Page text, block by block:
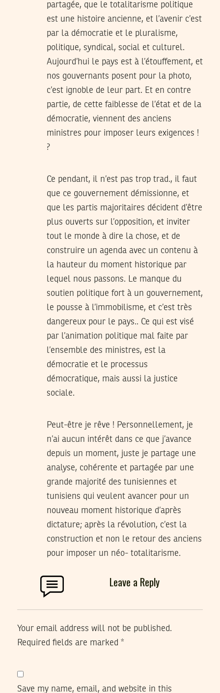
partagée, que le totalitarisme politique
est une histoire ancienne, et l’avenir c’est
par la démocratie et le pluralisme,
politique, syndical, social et culturel.
Aujourd’hui le pays est à l’étouffement, et
nos gouvernants posent pour la photo,
c’est ignoble de leur part. Et en contre
partie, de cette faiblesse de l’état et de la
démocratie, viennent des anciens
ministres pour imposer leurs exigences !
?
Ce pendant, il n’est pas trop trad., il faut
que ce gouvernement démissionne, et
que les partis majoritaires décident d’être
plus ouverts sur l’opposition, et inviter
tout le monde à dire la chose, et de
construire un agenda avec un contenu à
la hauteur du moment historique par
lequel nous passons. Le manque du
soutien politique fort à un gouvernement,
le pousse à l’immobilisme, et c’est très
dangereux pour le pays.. Ce qui est visé
par l’animation politique mal faite par
l’ensemble des ministres, est la
démocratie et le processus
démocratique, mais aussi la justice
sociale.
Peut-être je rêve ! Personnellement, je
n’ai aucun intérêt dans ce que j’avance
depuis un moment, juste je partage une
analyse, cohérente et partagée par une
grande majorité des tunisiennes et
tunisiens qui veulent avancer pour un
nouveau moment historique d’après
dictature; après la révolution, c’est la
construction et non le retour des anciens
pour imposer un néo- totalitarisme.
Leave a Reply
Your email address will not be published.
Required fields are marked *
Save my name, email, and website in this